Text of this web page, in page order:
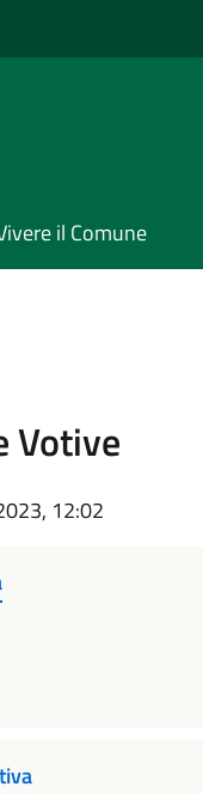
il Comune
Votive
12:02